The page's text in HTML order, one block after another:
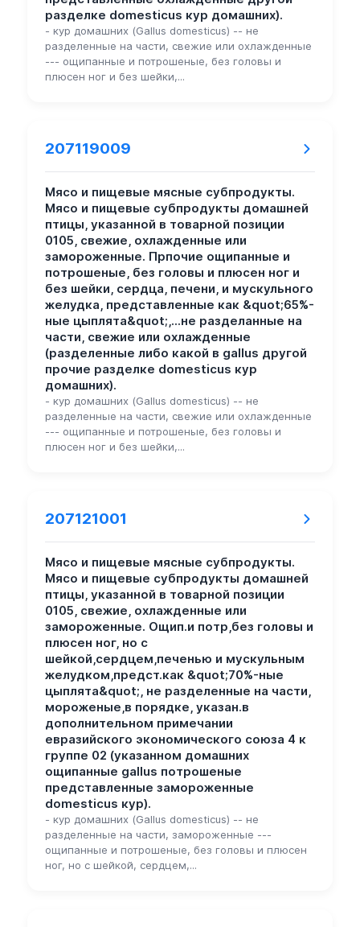
разделке domesticus кур домашних).
- кур домашних (Gallus domesticus) -- не
разделенные на части, свежие или охлажденные
--- ощипанные и потрошеные, без головы и
плюсен ног и без шейки,...
207119009
Мясо и пищевые мясные субпродукты.
Мясо и пищевые субпродукты домашней
птицы, указанной в товарной позиции
0105, свежие, охлажденные или
замороженные. Прпочие ощипанные и
потрошеные, без головы и плюсен ног и
без шейки, сердца, печени, и мускульного
желудка, представленные как &quot;65%-
ные цыплята&quot;,...не разделанные на
части, свежие или охлажденные
(разделенные либо какой в gallus другой
прочие разделке domesticus кур
домашних).
- кур домашних (Gallus domesticus) -- не
разделенные на части, свежие или охлажденные
--- ощипанные и потрошеные, без головы и
плюсен ног и без шейки,...
207121001
Мясо и пищевые мясные субпродукты.
Мясо и пищевые субпродукты домашней
птицы, указанной в товарной позиции
0105, свежие, охлажденные или
замороженные. Ощип.и потр,без головы и
плюсен ног, но с
шейкой,сердцем,печенью и мускульным
желудком,предст.как &quot;70%-ные
цыплята&quot;, не разделенные на части,
мороженые,в порядке, указан.в
дополнительном примечании
евразийского экономического союза 4 к
группе 02 (указанном домашних
ощипанные gallus потрошеные
представленные замороженные
domesticus кур).
- кур домашних (Gallus domesticus) -- не
разделенные на части, замороженные ---
ощипанные и потрошеные, без головы и плюсен
ног, но с шейкой, сердцем,...